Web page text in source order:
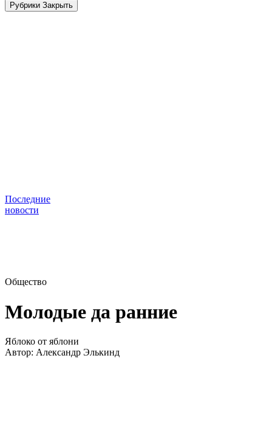
Рубрики Закрыть
Последние
новости
Общество
Молодые да ранние
Яблоко от яблони
Автор: Александр Элькинд